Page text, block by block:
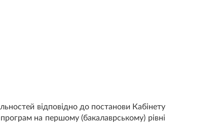
відповідно до постанови Кабінету
на першому (бакалаврському) рівні